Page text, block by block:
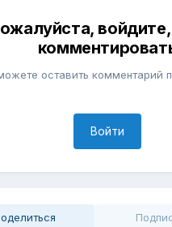
оставить комментарий
Войти